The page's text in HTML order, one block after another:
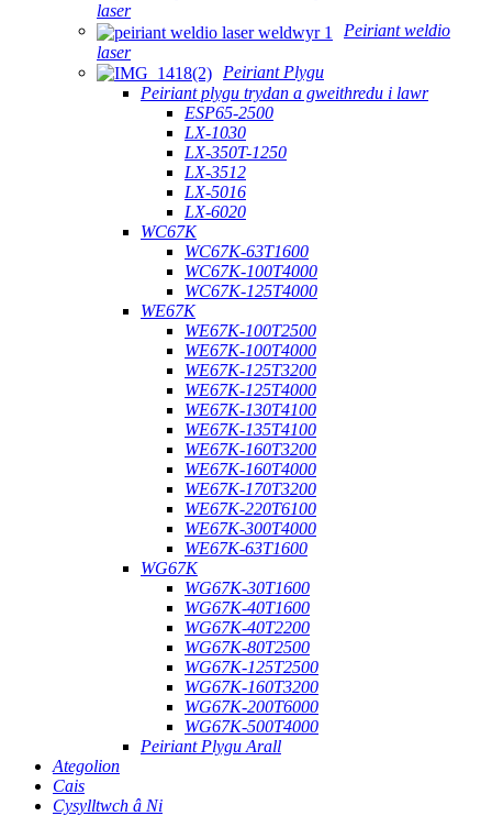
laser
Peiriant weldio
laser
Peiriant Plygu
Peiriant plygu trydan a gweithredu i lawr
ESP65-2500
LX-1030
LX-350T-1250
LX-3512
LX-5016
LX-6020
WC67K
WC67K-63T1600
WC67K-100T4000
WC67K-125T4000
WE67K
WE67K-100T2500
WE67K-100T4000
WE67K-125T3200
WE67K-125T4000
WE67K-130T4100
WE67K-135T4100
WE67K-160T3200
WE67K-160T4000
WE67K-170T3200
WE67K-220T6100
WE67K-300T4000
WE67K-63T1600
WG67K
WG67K-30T1600
WG67K-40T1600
WG67K-40T2200
WG67K-80T2500
WG67K-125T2500
WG67K-160T3200
WG67K-200T6000
WG67K-500T4000
Peiriant Plygu Arall
Ategolion
Cais
Cysylltwch â Ni